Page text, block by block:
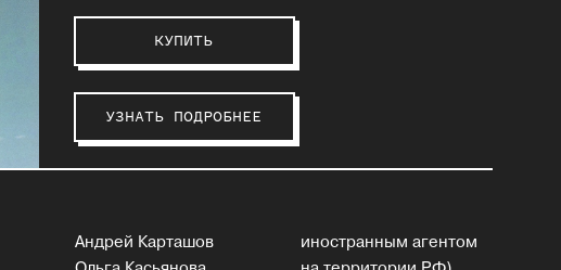
КУПИТЬ
УЗНАТЬ ПОДРОБНЕЕ
Андрей Карташов
иностранным агентом